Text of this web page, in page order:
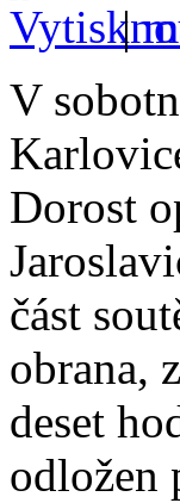
|
V
Dorost
část
obrana,
deset
odložen